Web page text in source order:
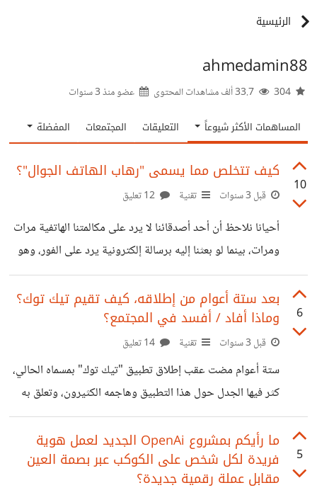
الرئيسية
ahmedamin88
عضو منذ3 سنوات
المساهمات الأكثر شيوعاً التعليقات المجتمعات المفضلة
10
كيف تتخلص مما يسمى "رهاب الهاتف الجوال"؟
قبل 3 سنوات تقنية
أحيانا نلاحظ أن أحد أصدقائنا لا يرد على مكالمتنا الهاتفية مرات
ومرات، بينما لو بعثنا إليه برسالة إلكترونية يرد على الفور، وهو
في الحياة الواقعية طبيعي جداً ومتزن وسلس في حديثه، ولكن
مع المكالمات الهاتفية فالأمر مزر! مؤكد أن الأمر قد تسبب له
بمشاكل عدة، فتارة يغضب منه البعض وتارة يلومونه، وحين
تسأله عن سبب ذلك يقول لك لا أعلم! أنا فقد أتوتر عندما أتلقى
مكالمة هاتفية وأشعر بقلق شديد لا ينتهي إلا بانتهاء رنة الجوال!
حسناً، إن الأمر يمكن
6
بعد ستة أعوام من إطلاقه، كيف تقيم تيك توك؟
وماذا أفاد / أفسد في المجتمع؟
قبل 3 سنوات تقنية
ستة أعوام مضت عقب إطلاق تطبيق "تيك توك" بمسماه الحالي،
كثر فيها الجدل حول هذا التطبيق وهاجمه الكثيرون، وتعلق به
الشباب والفتيات بشكل كبير وصار حديث الساعة، وأصبحت
تحدياته الشغل الشاغل لملايين الأشخاص حول العالم، من العامة
والمشاهير على حد سواء، حتى أن رؤساء بعض الدول قد تحدثوا
عنه، وكذلك المربيين والمدرسين والشيوخ وأولياء الأمور،
5
ما رأيكم بمشروع OpenAi الجديد لعمل هوية
فريدة لكل شخص على الكوكب عبر بصمة العين
مقابل عملة رقمية جديدة؟